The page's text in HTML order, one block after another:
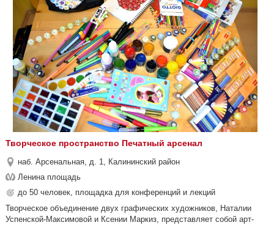
Творческое пространство Печатный арсенал
наб. Арсенальная, д. 1, Калининский район
Ленина площадь
до 50 человек, площадка для конференций и лекций
Творческое объединение двух графических художников, Наталии
Успенской-Максимовой и Ксении Маркиз, представляет собой арт-